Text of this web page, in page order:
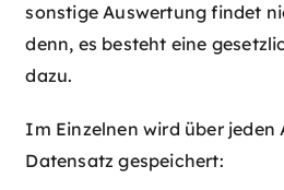
sonstige Auswertung findet
denn, es besteht eine
dazu.
Im Einzelnen wird über jeden
Datensatz gespeichert: